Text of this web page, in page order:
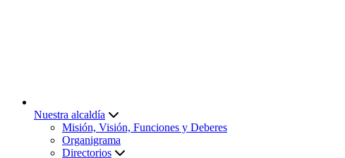
Nuestra alcaldía
Misión, Visión, Funciones y Deberes
Organigrama
Directorios